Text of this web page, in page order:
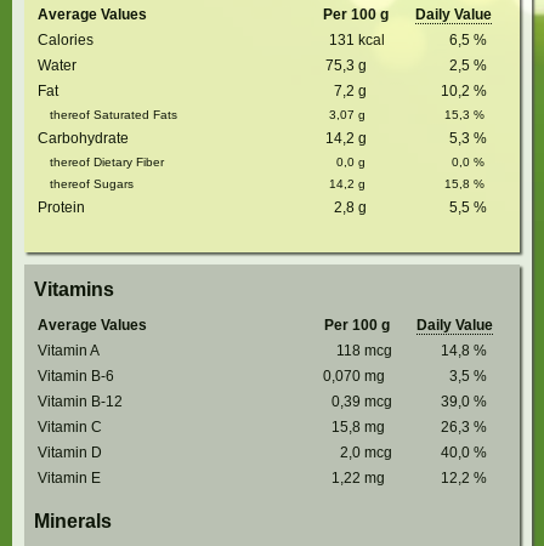
Average Values Per 100 g
Daily Value
Calories
131 kcal 6,5 %
Water
75,3 g 2,5 %
Fat
7,2 g 10,2 %
thereof Saturated Fats 3,07 g 15,3 %
Carbohydrate 14,2 g 5,3 %
thereof Dietary Fiber 0,0 g 0,0 %
thereof Sugars
14,2 g 15,8 %
Protein 2,8 g 5,5 %
Vitamins
Average Values Per 100 g
Daily Value
Vitamin A
118 mcg 14,8 %
Vitamin B-6
0,070 mg 3,5 %
Vitamin B-12
0,39 mcg 39,0 %
Vitamin C
15,8 mg 26,3 %
Vitamin D
2,0 mcg 40,0 %
Vitamin E
1,22 mg 12,2 %
Minerals